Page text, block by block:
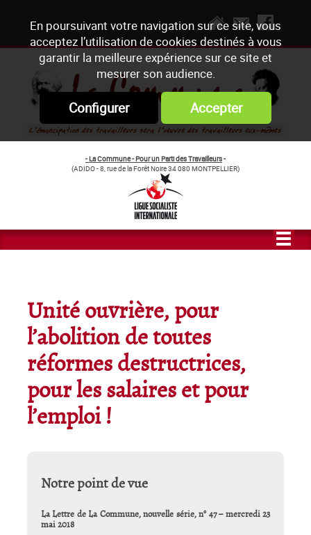
En poursuivant votre navigation sur ce site, vous
acceptez l’utilisation de cookies destinés à vous
garantir la meilleure expérience sur ce site et
mesurer son audience.
Configurer Accepter
- La Commune - Pour un Parti des Travailleurs-
(ADIDO - 8, rue de la Forêt Noire 34 080 MONTPELLIER)
Unité ouvrière, pour
l’abolition de toutes
réformes destructrices,
pour les salaires et pour
l’emploi !
Notre point de vue
La Lettre de La Commune, nouvelle série, n° 47 – mercredi 23
mai 2018